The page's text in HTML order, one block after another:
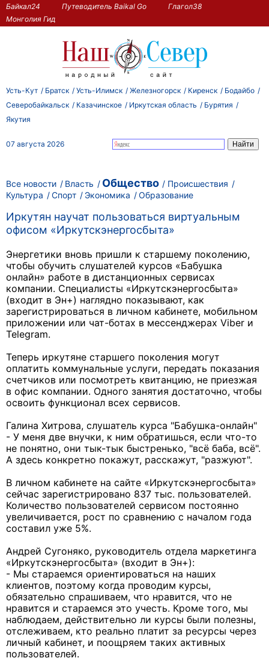
Байкал24 Путеводитель Baikal Go
Глагол38
Монголия Гид
Усть-Кут Братск Усть-Илимск Железногорск Киренск
Бодайбо
Северобайкальск
Казачинское Иркутская область
Бурятия
Якутия
07 августа 2026
Все новости Власть Общество
Происшествия
Культура
Спорт Экономика Образование
Иркутян научат пользоваться виртуальным
офисом «Иркутскэнергосбыта»
Энергетики вновь пришли к старшему поколению,
чтобы обучить слушателей курсов «Бабушка
онлайн» работе в дистанционных сервисах
компании. Специалисты «Иркутскэнергосбыта»
(входит в Эн+) наглядно показывают, как
зарегистрироваться в личном кабинете, мобильном
приложении или чат-ботах в мессенджерах Viber и
Telegram.
Теперь иркутяне старшего поколения могут
оплатить коммунальные услуги, передать показания
счетчиков или посмотреть квитанцию, не приезжая
в офис компании. Одного занятия достаточно, чтобы
освоить функционал всех сервисов.
Галина Хитрова, слушатель курса "Бабушка-онлайн"
- У меня две внучки, к ним обратишься, если что-то
не понятно, они тык-тык быстренько, "всё баба, всё".
А здесь конкретно покажут, расскажут, "разжуют".
В личном кабинете на сайте «Иркутскэнергосбыта»
сейчас зарегистрировано 837 тыс. пользователей.
Количество пользователей сервисом постоянно
увеличивается, рост по сравнению с началом года
составил уже 5%.
Андрей Сугоняко, руководитель отдела маркетинга
«Иркутскэнергосбыта» (входит в Эн+):
- Мы стараемся ориентироваться на наших
клиентов, поэтому когда проводим курсы,
обязательно спрашиваем, что нравится, что не
нравится и стараемся это учесть. Кроме того, мы
наблюдаем, действительно ли курсы были полезны,
отслеживаем, кто реально платит за ресурсы через
личный кабинет, и поощряем таких активных
пользователей.